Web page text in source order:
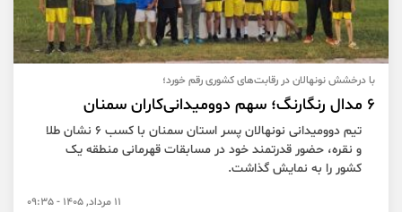
با درخشش نونهالان در رقابت‌های کشوری رقم خورد؛
۶ مدال رنگارنگ؛ سهم دوومیدانی‌کاران سمنان
تیم دوومیدانی نونهالان پسر استان سمنان با کسب ۶ نشان طلا
و نقره، حضور قدرتمند خود در مسابقات قهرمانی منطقه یک
کشور را به نمایش گذاشت.
11 مرداد, 1405 - 09:35